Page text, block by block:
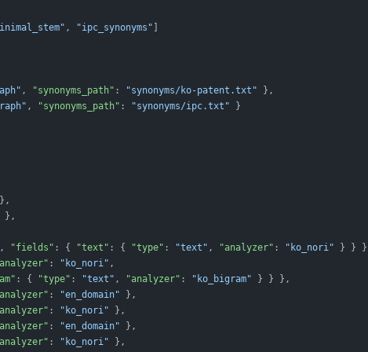
, "ipc_synonyms"
, "synonyms_path" : "synonyms/ko-patent.txt" },
, "synonyms_path" : "synonyms/ipc.txt" }
},
},
, "fields" : { "text" : { "type" : "text" , "analyzer" : "ko_nori" } }
: "ko_nori" ,
: { "type" : "text" , "analyzer" : "ko_bigram" } } },
: "en_domain" },
: "ko_nori" },
: "en_domain" },
: "ko_nori" },